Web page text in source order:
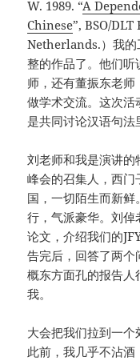
W. 1989. “A
Chinese”, BSO/
Netherlands.）我的
整的作品了。他们
师，还有董振东老师
做学术交流。这次
是共同讨论汉语句法
刘老师和我是演讲
峰会的召集人，西门
国，一切陌生而新
行，气派豪华。刘
论文，介绍我们的
告完后，回答了两
概东方面孔的报告人
我。
大会把我们拉到一个
此前，我几乎不沾酒